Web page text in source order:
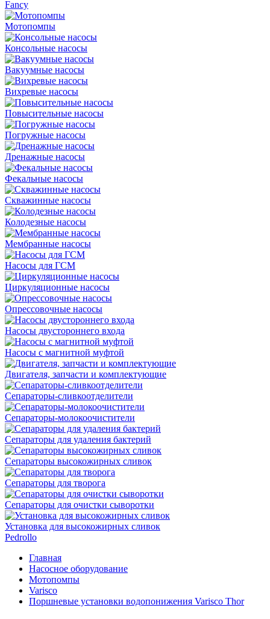
Fancy
Мотопомпы
Консольные насосы
Вакуумные насосы
Вихревые насосы
Повысительные насосы
Погружные насосы
Дренажные насосы
Фекальные насосы
Скважинные насосы
Колодезные насосы
Мембранные насосы
Насосы для ГСМ
Циркуляционные насосы
Опрессовочные насосы
Насосы двустороннего входа
Насосы с магнитной муфтой
Двигателя, запчасти и комплектующие
Сепараторы-сливкоотделители
Сепараторы-молокоочистители
Сепараторы для удаления бактерий
Сепараторы высокожирных сливок
Сепараторы для творога
Сепараторы для очистки сыворотки
Установка для высокожирных сливок
Pedrollo
Главная
Насосное оборудование
Мотопомпы
Varisco
Поршневые установки водопонижения Varisco Thor